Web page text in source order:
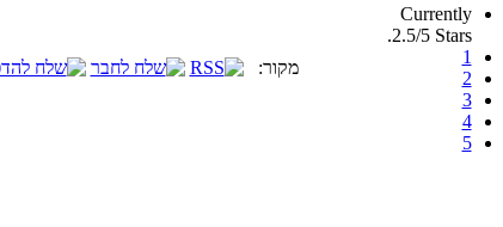
Currently
2.5/5 Stars.
1
2
3
4
5
מקור: